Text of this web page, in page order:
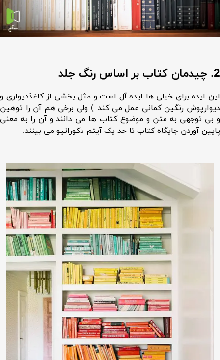
2. چیدمان کتاب بر اساس رنگ جلد
این ایده برای خیلی ها ایده آل است و مثل بخشی از کاغذدیواری و
دیوارپوش رنگین کمانی عمل می کند :) ولی برخی هم آن را توهین
و بی توجهی به متن و موضوع کتاب ها می دانند و آن را به معنی
پایین آوردن جایگاه کتاب تا حد یک آیتم دکوراتیو می بینند.